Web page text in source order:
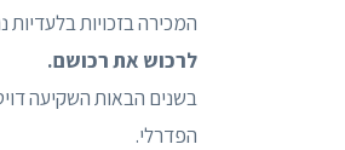
המכירה בזכויות בלעדיות
לרכוש את רכושם.
בשנים הבאות השקיעה
הפדרלי.